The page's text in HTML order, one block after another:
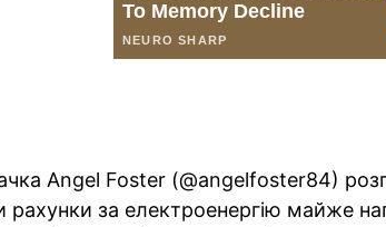
Angel Foster (@angelfoster84)
рахунки за електроенергію майже